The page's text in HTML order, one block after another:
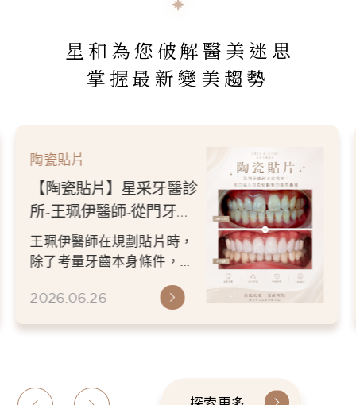
星和為您破解醫美迷思
掌握最新變美趨勢
陶瓷貼片
【陶瓷貼片】星采牙醫診
所-王珮伊醫師-從門牙縫
到自信笑容：美白貼片打
造更精緻的微笑曲線
王珮伊醫師在規劃貼片時，
除了考量牙齒本身條件，也
微笑方式等細節出發，協助
2026.06.26